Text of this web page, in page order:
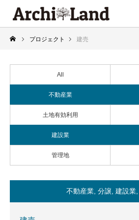
プロジェクト 建売
All
不動産業
土地有効利用
建設業
管理地
不動産業 分譲 建設業